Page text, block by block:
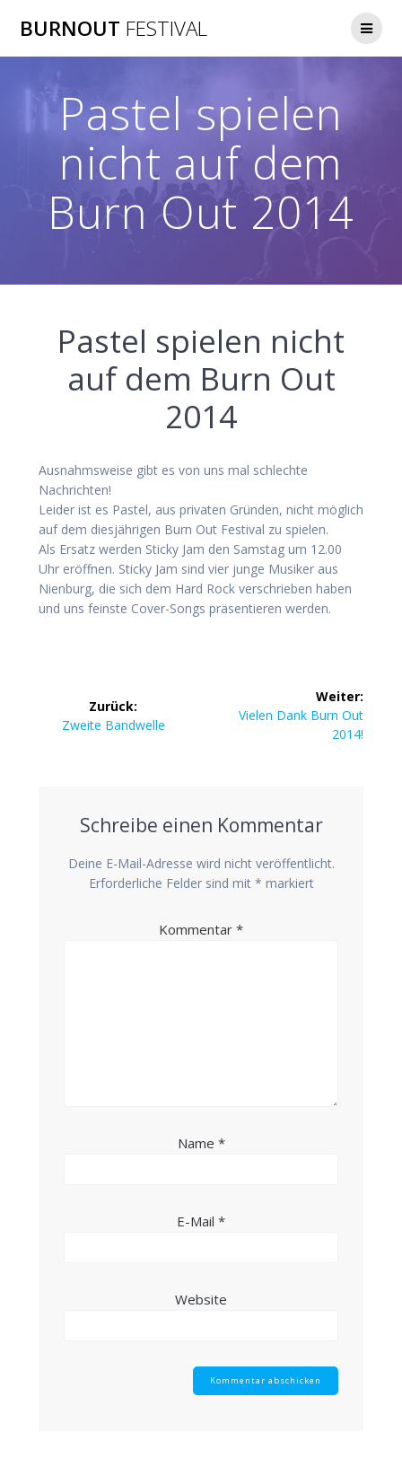
BURNOUT FESTIVAL
Pastel spielen
nicht auf dem
Burn Out 2014
Pastel spielen nicht
auf dem Burn Out
2014
Ausnahmsweise gibt es von uns mal schlechte
Nachrichten!
Leider ist es Pastel, aus privaten Gründen, nicht möglich
auf dem diesjährigen Burn Out Festival zu spielen.
Als Ersatz werden Sticky Jam den Samstag um 12.00
Uhr eröffnen. Sticky Jam sind vier junge Musiker aus
Nienburg, die sich dem Hard Rock verschrieben haben
und uns feinste Cover-Songs präsentieren werden.
Navigation
Zurück:
Vorheriger
Zweite Bandwelle
Weiter:
Nächster
Vielen Dank Burn Out
2014!
Schreibe einen Kommentar
Deine E-Mail-Adresse wird nicht veröffentlicht.
Erforderliche Felder sind mit * markiert
Kommentar *
Name *
E-Mail *
Website